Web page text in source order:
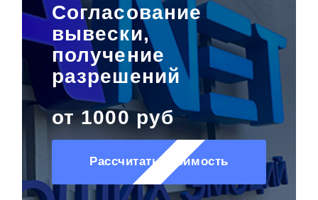
Согласование
вывески,
получение
разрешений
от 1000 руб
Рассчитать стоимость